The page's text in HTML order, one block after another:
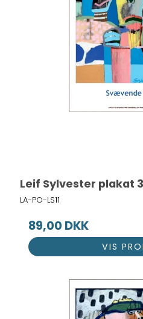
Leif Sylvester plakat
LA-PO-LS11
89,00 DKK
VIS